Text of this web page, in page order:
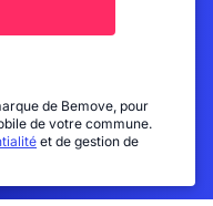
de Bemove, pour
de votre commune.
et de gestion de